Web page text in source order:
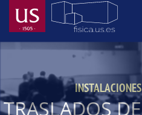
Pasar
contenido
Menú
Principal
TRASLADOS